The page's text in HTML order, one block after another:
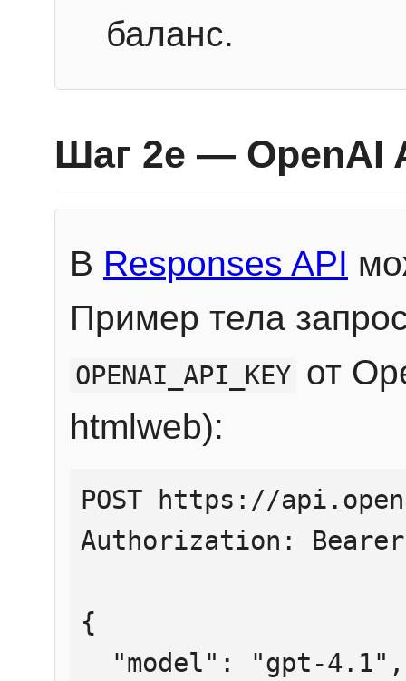
баланс.
Шаг 2e — OpenAI
В Responses API
Пример тела
OPENAI_API_KEY от
htmlweb):
POST https://
Authorization:
{